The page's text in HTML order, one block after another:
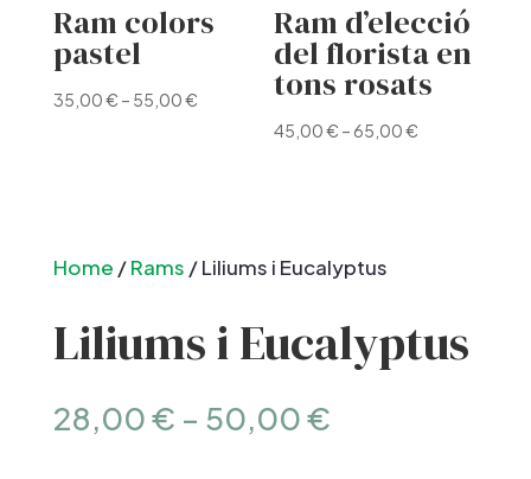
Ram colors
pastel
35,00€ – 55,00€
Ram d’elecció
del florista en
tons rosats
45,00€ – 65,00€
Home /Rams / Liliums i Eucalyptus
Liliums i Eucalyptus
28,00€ – 50,00€